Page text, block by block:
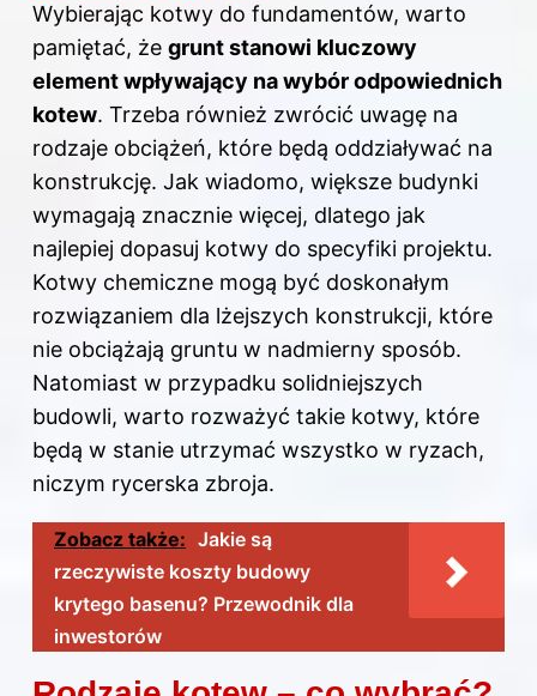
Wybierając kotwy do fundamentów, warto
pamiętać, że grunt stanowi kluczowy
element wpływający na wybór odpowiednich
kotew. Trzeba również zwrócić uwagę na
rodzaje obciążeń, które będą oddziaływać na
konstrukcję. Jak wiadomo, większe budynki
wymagają znacznie więcej, dlatego jak
najlepiej dopasuj kotwy do specyfiki projektu.
Kotwy chemiczne mogą być doskonałym
rozwiązaniem dla lżejszych konstrukcji, które
nie obciążają gruntu w nadmierny sposób.
Natomiast w przypadku solidniejszych
budowli, warto rozważyć takie kotwy, które
będą w stanie utrzymać wszystko w ryzach,
niczym rycerska zbroja.
Zobacz także: Jakie są
rzeczywiste koszty budowy
krytego basenu? Przewodnik dla
inwestorów